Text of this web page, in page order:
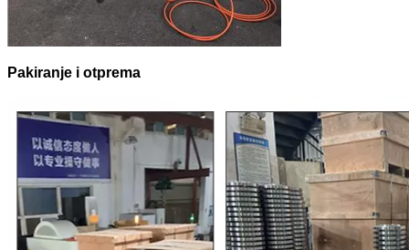
Pakiranje i otprema